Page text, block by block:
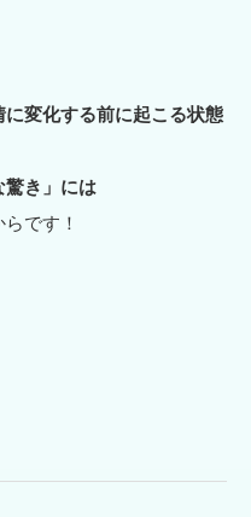
に変化する前に起こる状態
驚き」には
らです！